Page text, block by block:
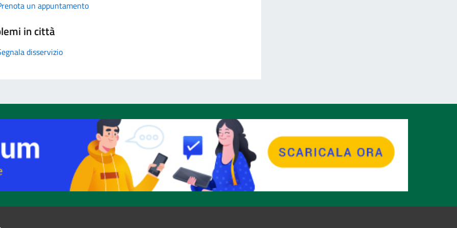
un appuntamento
in città
disservizio